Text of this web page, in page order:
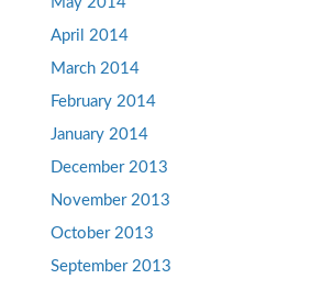
April 2014
March 2014
February 2014
January 2014
December 2013
November 2013
October 2013
September 2013